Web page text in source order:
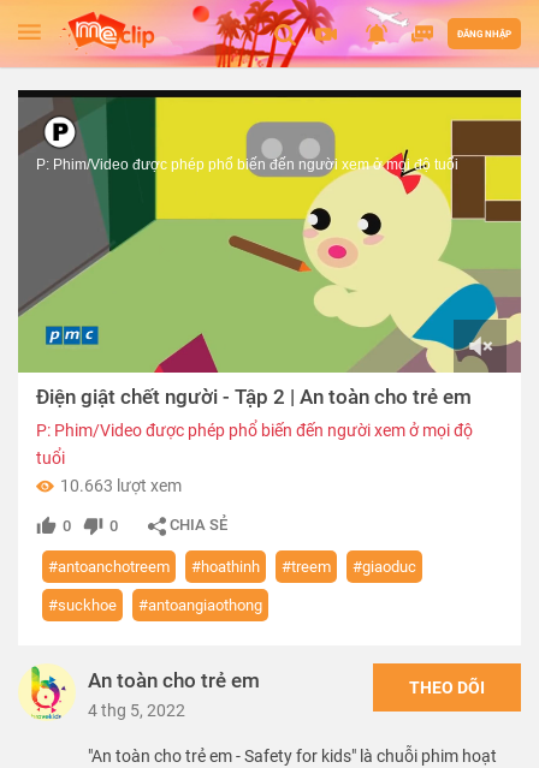
ĐĂNG NHẬP
P: Phim/Video được phép phổ biến đến người xem ở mọi độ tuổi
Điện giật chết người - Tập 2 | An toàn cho trẻ em
P: Phim/Video được phép phổ biến đến người xem ở mọi độ
tuổi
10.663 lượt xem
0 0 CHIA SẺ
#antoanchotreem #hoathinh #treem #giaoduc
#suckhoe #antoangiaothong
An toàn cho trẻ em
4 thg 5, 2022
THEO DÕI
"An toàn cho trẻ em - Safety for kids" là chuỗi phim hoạt